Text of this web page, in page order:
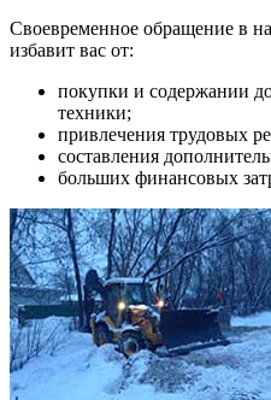
Своевременное обращение в
избавит вас от:
покупки и содержании
техники;
привлечения трудовых
составления
больших финансовых